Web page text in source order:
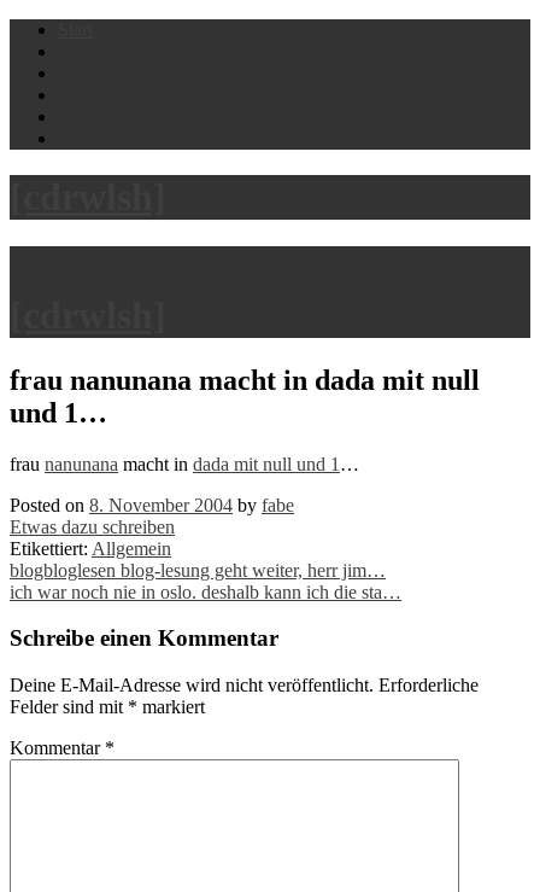
Skip
content
frau nanunana macht in dada mit null
und 1…
frau nanunana macht in dada mit null und 1 …
Posted on 8. November 2004 by fabe
Etwas dazu schreiben
Etikettiert: Allgemein
Post
navigation
blogbloglesen blog-lesung geht weiter, herr jim…
ich war noch nie in oslo. deshalb kann ich die sta…
Schreibe einen Kommentar
Deine E-Mail-Adresse wird nicht veröffentlicht. Erforderliche
Felder sind mit * markiert
Kommentar *